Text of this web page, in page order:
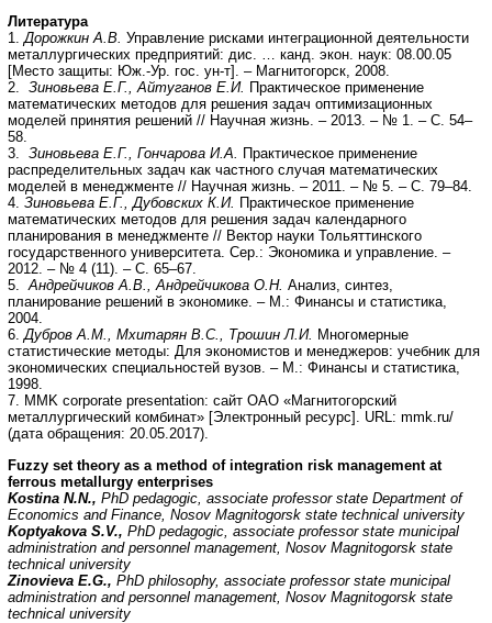
Литература
1.Дорожкин А.В. Управление рисками интеграционной деятельности
металлургических предприятий: дис. … канд. экон. наук: 08.00.05
[Место защиты: Юж.-Ур. гос. ун-т]. – Магнитогорск, 2008.
2. Зиновьева Е.Г., Айтуганов Е.И. Практическое применение
математических методов для решения задач оптимизационных
моделей принятия решений // Научная жизнь. – 2013. – № 1. – С. 54–
58.
3. Зиновьева Е.Г., Гончарова И.А. Практическое применение
распределительных задач как частного случая математических
моделей в менеджменте // Научная жизнь. – 2011. – № 5. – С. 79–84.
4. Зиновьева Е.Г., Дубовских К.И. Практическое применение
математических методов для решения задач календарного
планирования в менеджменте // Вектор науки Тольяттинского
государственного университета. Сер.: Экономика и управление. –
2012. – № 4 (11). – С. 65–67.
5.Андрейчиков А.В., Андрейчикова О.Н. Анализ, синтез,
планирование решений в экономике. – М.: Финансы и статистика,
2004.
6.Дубров А.М., Мхитарян В.С., Трошин Л.И. Многомерные
статистические методы: Для экономистов и менеджеров: учебник для
экономических специальностей вузов. – М.: Финансы и статистика,
1998.
7. MMK corporate presentation: сайт ОАО «Магнитогорский
металлургический комбинат» [Электронный ресурс]. URL: mmk.ru/
(дата обращения: 20.05.2017).
Fuzzy set theory as a method of integration risk management at
ferrous metallurgy enterprises
Kostina N.N., PhD pedagogic, associate professor state Department of
Economics and Finance, Nosov Magnitogorsk state technical university
Koptyakova S.V., PhD pedagogic, associate professor state municipal
administration and personnel management, Nosov Magnitogorsk state
technical university
Zinovieva E.G., PhD philosophy, associate professor state municipal
administration and personnel management, Nosov Magnitogorsk state
technical university